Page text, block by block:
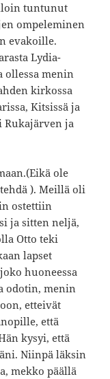
tuntunut
ompeleminen
evakoille.
Lydia-
ollessa menin
kirkossa
Kitsissä ja
Rukajärven ja
ole
). Meillä oli
ostettiin
ja sitten neljä,
Otto teki
lapset
huoneessa
odotin, menin
etteivät
että
kysyi, että
Niinpä läksin
mekko päällä